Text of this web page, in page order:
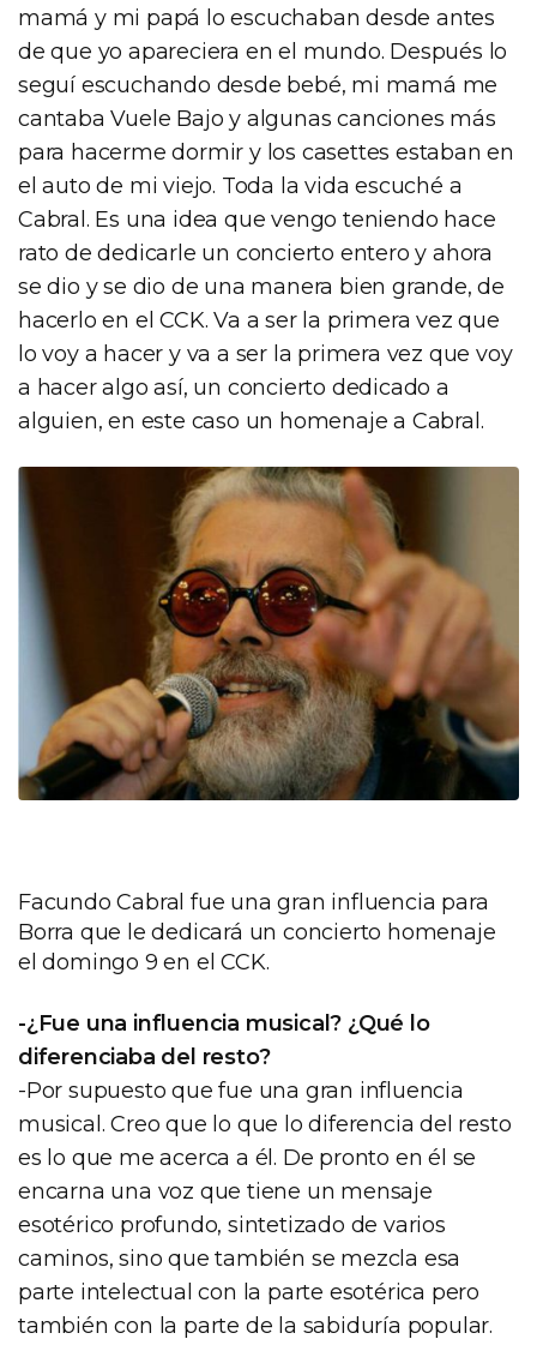
mamá y mi papá lo escuchaban desde antes
de que yo apareciera en el mundo. Después lo
seguí escuchando desde bebé, mi mamá me
cantaba Vuele Bajo y algunas canciones más
para hacerme dormir y los casettes estaban en
el auto de mi viejo. Toda la vida escuché a
Cabral. Es una idea que vengo teniendo hace
rato de dedicarle un concierto entero y ahora
se dio y se dio de una manera bien grande, de
hacerlo en el CCK. Va a ser la primera vez que
lo voy a hacer y va a ser la primera vez que voy
a hacer algo así, un concierto dedicado a
alguien, en este caso un homenaje a Cabral.
Facundo Cabral fue una gran influencia para
Borra que le dedicará un concierto homenaje
el domingo 9 en el CCK.
-¿Fue una influencia musical? ¿Qué lo
diferenciaba del resto?
-Por supuesto que fue una gran influencia
musical. Creo que lo que lo diferencia del resto
es lo que me acerca a él. De pronto en él se
encarna una voz que tiene un mensaje
esotérico profundo, sintetizado de varios
caminos, sino que también se mezcla esa
parte intelectual con la parte esotérica pero
también con la parte de la sabiduría popular.